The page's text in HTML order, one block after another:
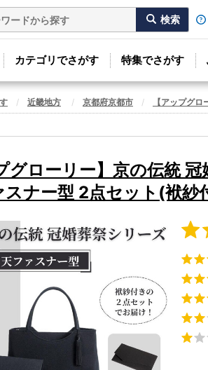
カテゴリでさがす 特集でさがす
近畿地方 京都府京都市 【アップグ
グローリー】京の伝統
スナー型 2点セット(袱紗